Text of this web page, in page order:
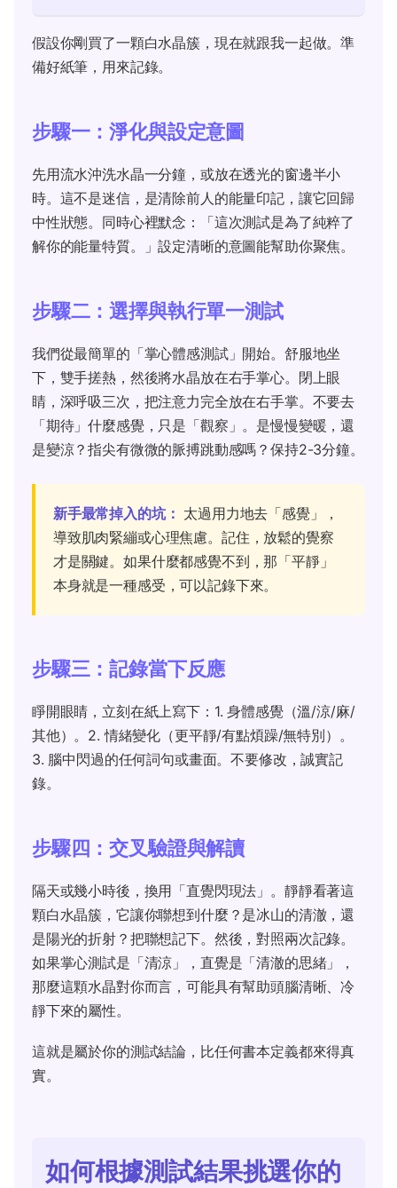
假設你剛買了一顆白水晶簇，現在就跟我一起做。準
備好紙筆，用來記錄。
步驟一：淨化與設定意圖
先用流水沖洗水晶一分鐘，或放在透光的窗邊半小
時。這不是迷信，是清除前人的能量印記，讓它回歸
中性狀態。同時心裡默念：「這次測試是為了純粹了
解你的能量特質。」設定清晰的意圖能幫助你聚焦。
步驟二：選擇與執行單一測試
我們從最簡單的「掌心體感測試」開始。舒服地坐
下，雙手搓熱，然後將水晶放在右手掌心。閉上眼
睛，深呼吸三次，把注意力完全放在右手掌。不要去
「期待」什麼感覺，只是「觀察」。是慢慢變暖，還
是變涼？指尖有微微的脈搏跳動感嗎？保持2-3分鐘。
新手最常掉入的坑： 太過用力地去「感覺」，
導致肌肉緊繃或心理焦慮。記住，放鬆的覺察
才是關鍵。如果什麼都感覺不到，那「平靜」
本身就是一種感受，可以記錄下來。
步驟三：記錄當下反應
睜開眼睛，立刻在紙上寫下：1. 身體感覺（溫/涼/麻/
其他）。2. 情緒變化（更平靜/有點煩躁/無特別）。
3. 腦中閃過的任何詞句或畫面。不要修改，誠實記
錄。
步驟四：交叉驗證與解讀
隔天或幾小時後，換用「直覺閃現法」。靜靜看著這
顆白水晶簇，它讓你聯想到什麼？是冰山的清澈，還
是陽光的折射？把聯想記下。然後，對照兩次記錄。
如果掌心測試是「清涼」，直覺是「清澈的思緒」，
那麼這顆水晶對你而言，可能具有幫助頭腦清晰、冷
靜下來的屬性。
這就是屬於你的測試結論，比任何書本定義都來得真
實。
如何根據測試結果挑選你的